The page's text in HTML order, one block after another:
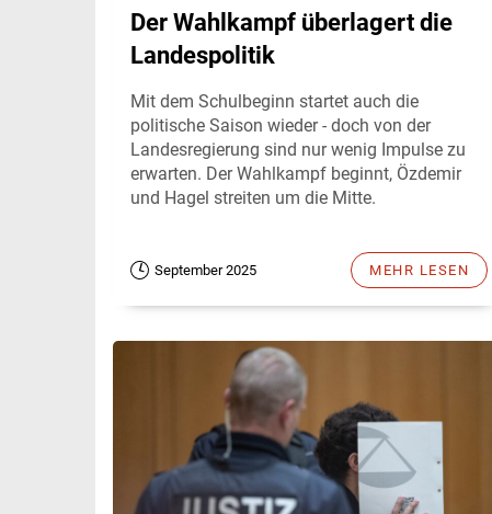
Der Wahlkampf überlagert die
Landespolitik
Mit dem Schulbeginn startet auch die
politische Saison wieder - doch von der
Landesregierung sind nur wenig Impulse zu
erwarten. Der Wahlkampf beginnt, Özdemir
und Hagel streiten um die Mitte.
September 2025 MEHR LESEN